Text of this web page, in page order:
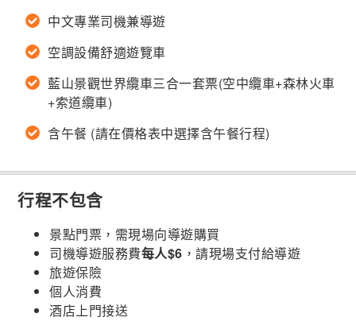
中文專業司機兼導遊
空調設備舒適遊覽車
藍山景觀世界纜車三合一套票(空中纜車+森林火車
+索道纜車)
含午餐 (請在價格表中選擇含午餐行程)
行程不包含
景點門票，需現場向導遊購買
司機導遊服務費每人$6 ，請現場支付給導遊
旅遊保險
個人消費
酒店上門接送